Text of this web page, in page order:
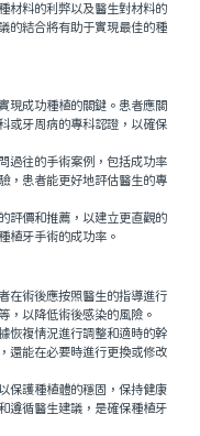
料的利弊以及醫生對材料的
的結合將有助于實現最佳的種
成功種植的關鍵。患者應關
或牙周病的專科認證，以確保
往的手術案例，包括成功率
，患者能更好地評估醫生的專
價和推薦，以建立更直觀的
植牙手術的成功率。
術後應按照醫生的指導進行
，以降低術後感染的風險。
複情況進行調整和適時的幹
還能在必要時進行更換或修改
護種植體的穩固，保持健康
遵循醫生建議，是確保種植牙